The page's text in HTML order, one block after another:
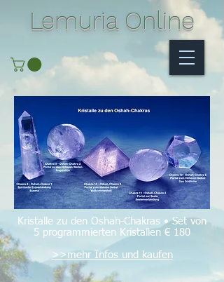
Lemuria Online
Kristalle zu den Oshah-Chakras • Set von
5 programmierten Kristallen € 180
>>mehr Infos und kaufen